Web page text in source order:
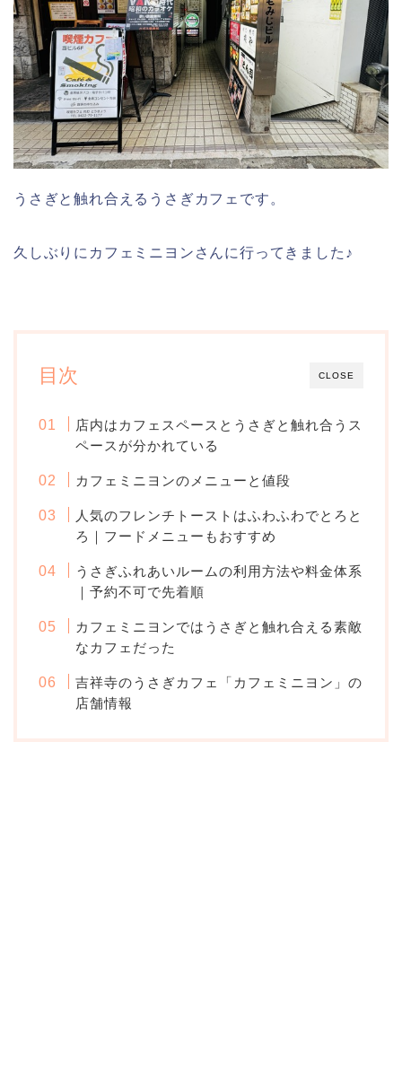
うさぎと触れ合えるうさぎカフェです。
久しぶりにカフェミニヨンさんに行ってきました♪
CLOSE
目次
店内はカフェスペースとうさぎと触れ合うス
ペースが分かれている
カフェミニヨンのメニューと値段
人気のフレンチトーストはふわふわでとろと
ろ｜フードメニューもおすすめ
うさぎふれあいルームの利用方法や料金体系
｜予約不可で先着順
カフェミニヨンではうさぎと触れ合える素敵
なカフェだった
吉祥寺のうさぎカフェ「カフェミニヨン」の
店舗情報